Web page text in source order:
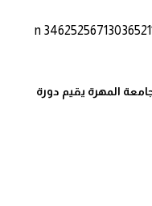
المهرة يقيم دورة